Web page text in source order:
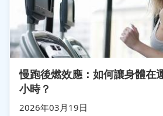
慢跑後燃效應：如何讓身體在
小時？
2026年03月19日